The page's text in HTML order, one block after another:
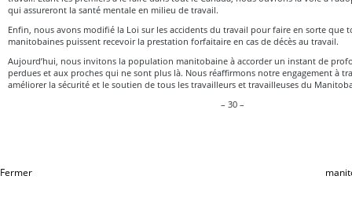
qui assureront la santé mentale en milieu de travail.
Enfin, nous avons modifié la Loi sur les accidents du travail pour faire en sorte que
manitobaines puissent recevoir la prestation forfaitaire en cas de décès au travail.
Aujourd’hui, nous invitons la population manitobaine à accorder un instant de
perdues et aux proches qui ne sont plus là. Nous réaffirmons notre engagement à
améliorer la sécurité et le soutien de tous les travailleurs et travailleuses du
– 30 –
Fermer